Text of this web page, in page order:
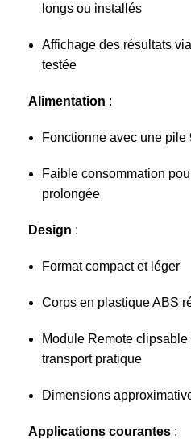
longs ou installés
Affichage des résultats
testée
Alimentation :
Fonctionne avec une pile
Faible consommation
prolongée
Design :
Format compact et léger
Corps en plastique ABS
Module Remote clipsable
transport pratique
Dimensions
Applications courantes :